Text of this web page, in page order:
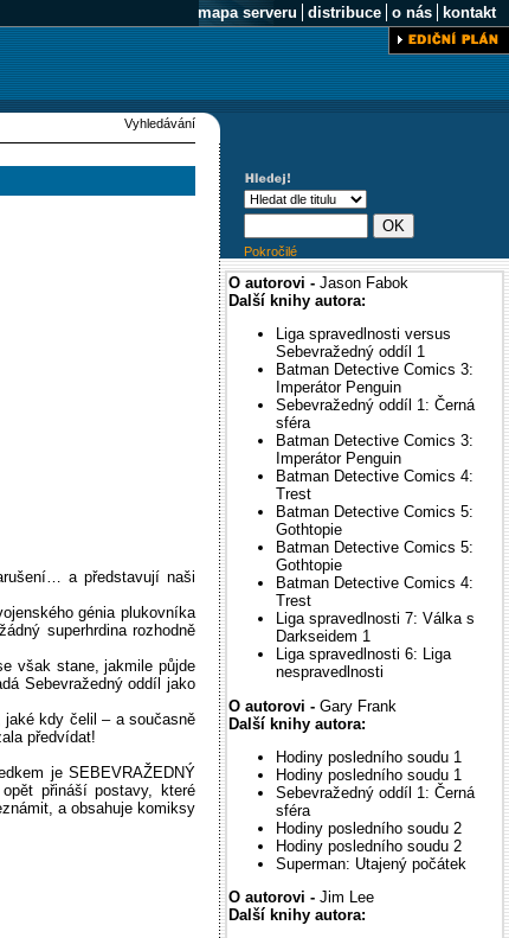
mapa serveru distribuce o nás kontakt
Vyhledávání
a představují naši
génia plukovníka
superhrdina rozhodně
však stane, jakmile půjde
Sebevražedný oddíl jako
kdy čelil – a současně
předvídat!
je SEBEVRAŽEDNÝ
přináší postavy, které
a obsahuje komiksy
Pokročilé
O autorovi - Jason Fabok
Další knihy autora:
Liga spravedlnosti versus
Sebevražedný oddíl 1
Batman Detective Comics 3:
Imperátor Penguin
Sebevražedný oddíl 1: Černá
sféra
Batman Detective Comics 3:
Imperátor Penguin
Batman Detective Comics 4:
Trest
Batman Detective Comics 5:
Gothtopie
Batman Detective Comics 5:
Gothtopie
Batman Detective Comics 4:
Trest
Liga spravedlnosti 7: Válka s
Darkseidem 1
Liga spravedlnosti 6: Liga
nespravedlnosti
O autorovi - Gary Frank
Další knihy autora:
Hodiny posledního soudu 1
Hodiny posledního soudu 1
Sebevražedný oddíl 1: Černá
sféra
Hodiny posledního soudu 2
Hodiny posledního soudu 2
Superman: Utajený počátek
O autorovi - Jim Lee
Další knihy autora: